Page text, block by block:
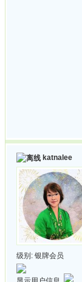
katnalee
级别: 银牌会员